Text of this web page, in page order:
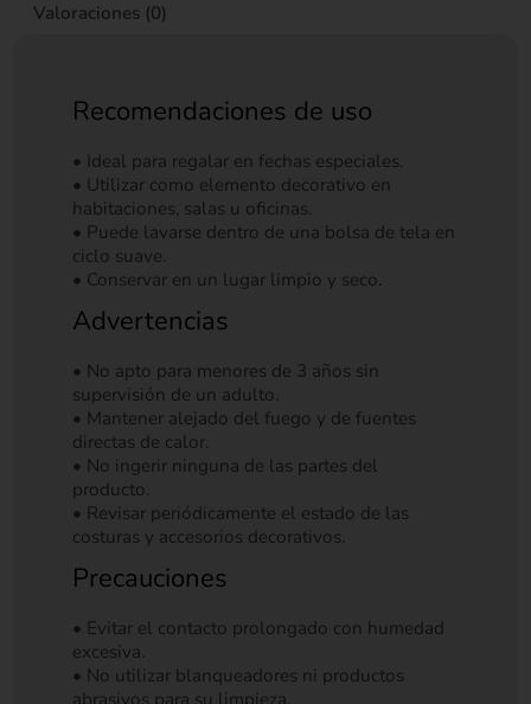
Valoraciones (0)
Recomendaciones de uso
• Ideal para regalar en fechas especiales.
• Utilizar como elemento decorativo en
habitaciones, salas u oficinas.
• Puede lavarse dentro de una bolsa de tela en
ciclo suave.
• Conservar en un lugar limpio y seco.
Advertencias
• No apto para menores de 3 años sin
supervisión de un adulto.
• Mantener alejado del fuego y de fuentes
directas de calor.
• No ingerir ninguna de las partes del
producto.
• Revisar periódicamente el estado de las
costuras y accesorios decorativos.
Precauciones
• Evitar el contacto prolongado con humedad
excesiva.
• No utilizar blanqueadores ni productos